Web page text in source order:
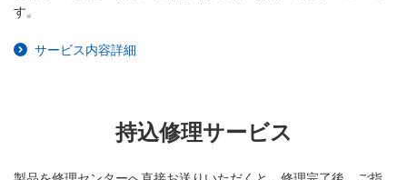
す。
サービス内容詳細
持込修理サービス